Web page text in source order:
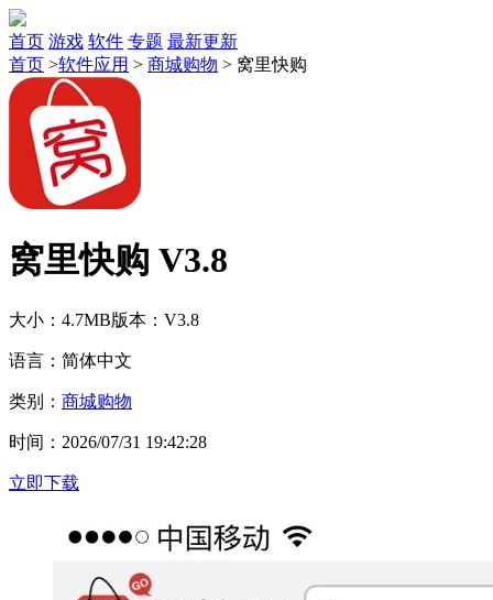
首页 游戏 软件 专题 最新更新
首页 >软件应用 > 商城购物 > 窝里快购
窝里快购 V3.8
大小：4.7MB版本：V3.8
语言：简体中文
类别： 商城购物
时间：2026/07/31 19:42:28
立即下载